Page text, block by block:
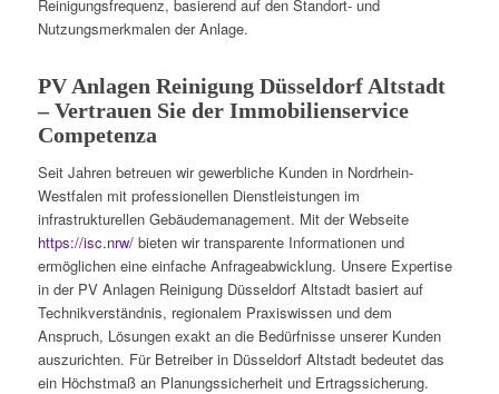
Reinigungsfrequenz, basierend auf den Standort- und
Nutzungsmerkmalen der Anlage.
PV Anlagen Reinigung Düsseldorf Altstadt
– Vertrauen Sie der Immobilienservice
Competenza
Seit Jahren betreuen wir gewerbliche Kunden in Nordrhein-
Westfalen mit professionellen Dienstleistungen im
infrastrukturellen Gebäudemanagement. Mit der Webseite
https://isc.nrw/bieten wir transparente Informationen und
ermöglichen eine einfache Anfrageabwicklung. Unsere Expertise
in der PV Anlagen Reinigung Düsseldorf Altstadt basiert auf
Technikverständnis, regionalem Praxiswissen und dem
Anspruch, Lösungen exakt an die Bedürfnisse unserer Kunden
auszurichten. Für Betreiber in Düsseldorf Altstadt bedeutet das
ein Höchstmaß an Planungssicherheit und Ertragssicherung.